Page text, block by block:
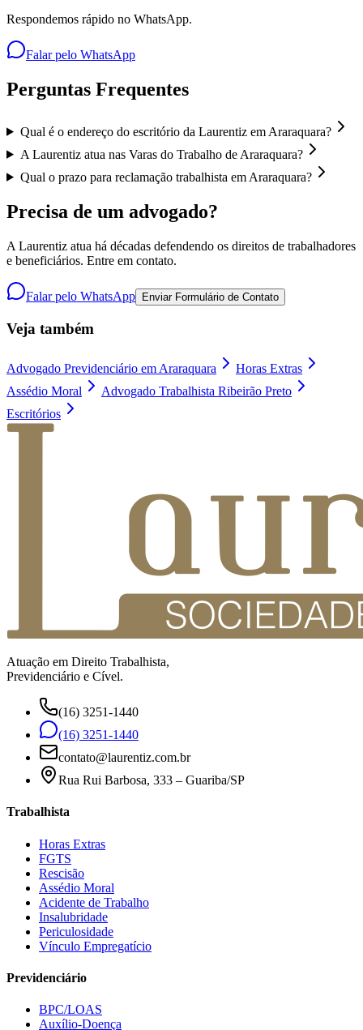
Respondemos rápido no WhatsApp.
Falar pelo WhatsApp
Perguntas Frequentes
Qual é o endereço do escritório da Laurentiz em Araraquara?
A Laurentiz atua nas Varas do Trabalho de Araraquara?
Qual o prazo para reclamação trabalhista em Araraquara?
Precisa de um advogado?
A Laurentiz atua há décadas defendendo os direitos de trabalhadores
e beneficiários. Entre em contato.
Falar pelo WhatsApp Enviar Formulário de Contato
Veja também
Advogado Previdenciário em Araraquara
Horas Extras
Assédio Moral
Advogado Trabalhista Ribeirão Preto
Escritórios
Atuação em Direito Trabalhista,
Previdenciário e Cível.
(16) 3251-1440
(16) 3251-1440
contato@laurentiz.com.br
Rua Rui Barbosa, 333 – Guariba/SP
Trabalhista
Horas Extras
FGTS
Rescisão
Assédio Moral
Acidente de Trabalho
Insalubridade
Periculosidade
Vínculo Empregatício
Previdenciário
BPC/LOAS
Auxílio-Doença